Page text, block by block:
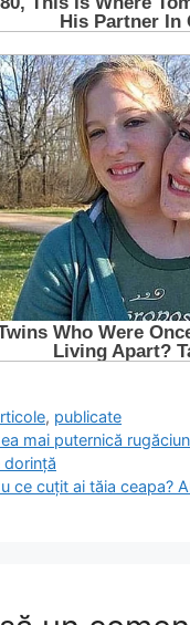
, publicate
mai puternică
dorinţă
ce cuțit ai tăia ceapa?